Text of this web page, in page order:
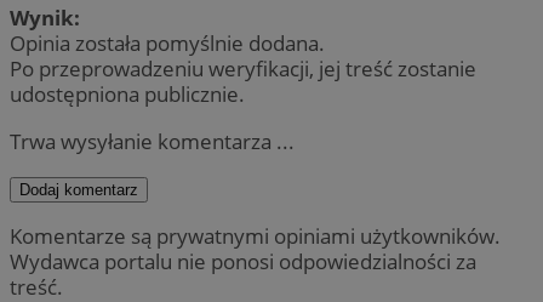
Wynik:
Opinia została pomyślnie dodana.
Po przeprowadzeniu weryfikacji, jej treść zostanie
udostępniona publicznie.
Trwa wysyłanie komentarza ...
Dodaj komentarz
Komentarze są prywatnymi opiniami użytkowników.
Wydawca portalu nie ponosi odpowiedzialności za
treść.